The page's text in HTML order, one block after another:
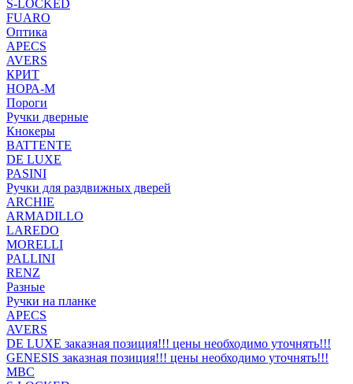
S-LOCKED
FUARO
Оптика
APECS
AVERS
КРИТ
НОРА-М
Пороги
Ручки дверные
Кнокеры
BATTENTE
DE LUXE
PASINI
Ручки для раздвижных дверей
ARCHIE
ARMADILLO
LAREDO
MORELLI
PALLINI
RENZ
Разные
Ручки на планке
APECS
AVERS
DE LUXE заказная позиция!!! цены необходимо уточнять!!!
GENESIS заказная позиция!!! цены необходимо уточнять!!!
MBC